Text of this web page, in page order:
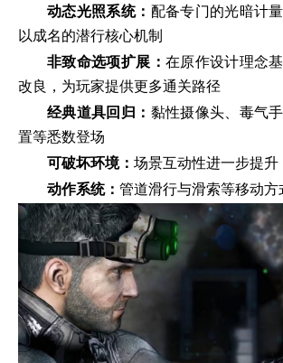
动态光照系统： 配备专门的光暗计
以成名的潜行核心机制
非致命选项扩展： 在原作设计理念
改良，为玩家提供更多通关路径
经典道具回归： 黏性摄像头、毒气
置等悉数登场
可破坏环境： 场景互动性进一步提升
动作系统： 管道滑行与滑索等移动